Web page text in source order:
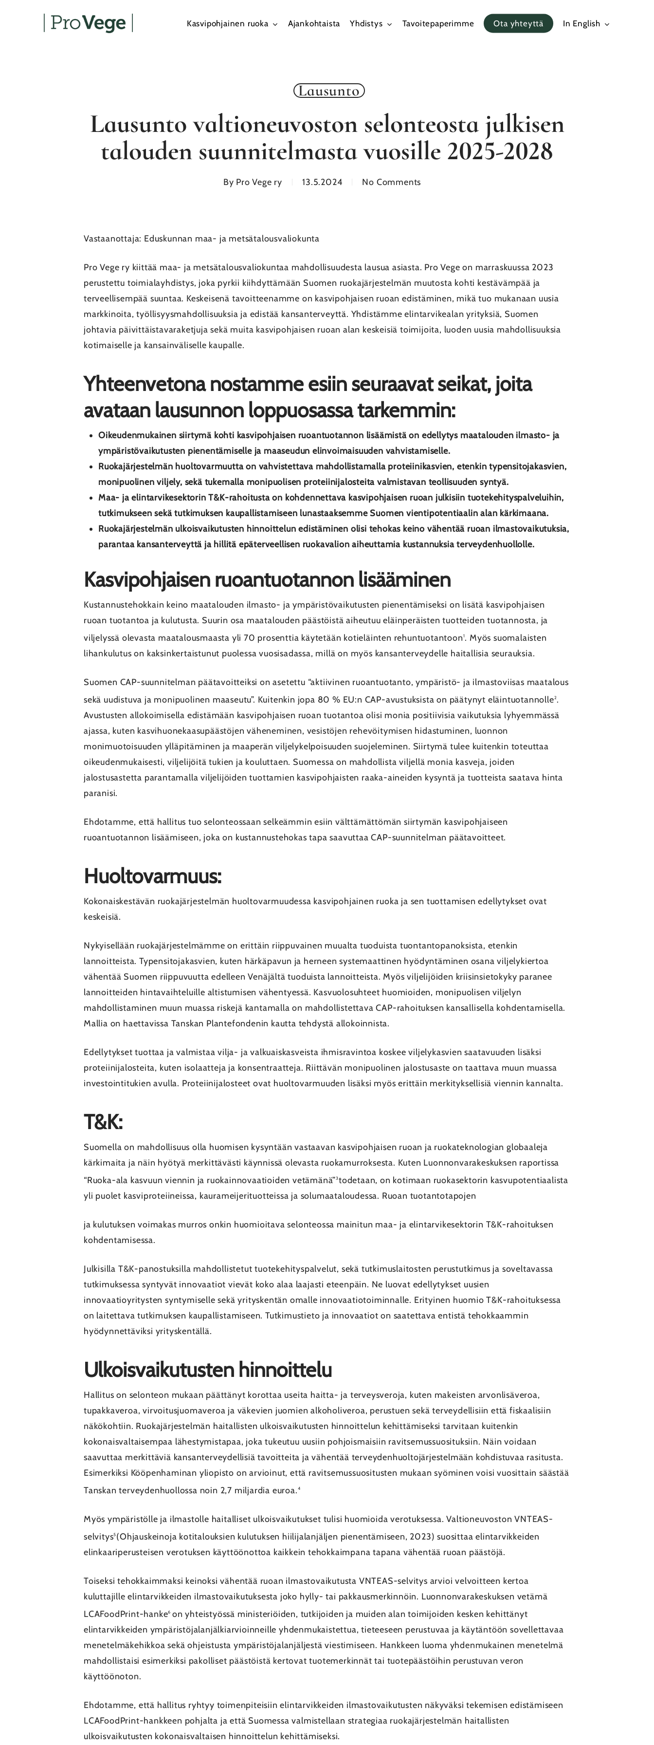
Kasvipohjainen ruoka Ajankohtaista Yhdistys Tavoitepaperimme Ota yhteyttä In English
Lausunto
Lausunto valtioneuvoston selonteosta julkisen
talouden suunnitelmasta vuosille 2025-2028
By Pro Vege ry 13.5.2024 No Comments
Vastaanottaja: Eduskunnan maa- ja metsätalousvaliokunta
Pro Vege ry kiittää maa- ja metsätalousvaliokuntaa mahdollisuudesta lausua asiasta. Pro Vege on marraskuussa 2023
perustettu toimialayhdistys, joka pyrkii kiihdyttämään Suomen ruokajärjestelmän muutosta kohti kestävämpää ja
terveellisempää suuntaa. Keskeisenä tavoitteenamme on kasvipohjaisen ruoan edistäminen, mikä tuo mukanaan uusia
markkinoita, työllisyysmahdollisuuksia ja edistää kansanterveyttä. Yhdistämme elintarvikealan yrityksiä, Suomen
johtavia päivittäistavaraketjuja sekä muita kasvipohjaisen ruoan alan keskeisiä toimijoita, luoden uusia mahdollisuuksia
kotimaiselle ja kansainväliselle kaupalle.
Yhteenvetona nostamme esiin seuraavat seikat, joita
avataan lausunnon loppuosassa tarkemmin:
Oikeudenmukainen siirtymä kohti kasvipohjaisen ruoantuotannon lisäämistä on edellytys maatalouden ilmasto- ja
ympäristövaikutusten pienentämiselle ja maaseudun elinvoimaisuuden vahvistamiselle.
Ruokajärjestelmän huoltovarmuutta on vahvistettava mahdollistamalla proteiinikasvien, etenkin typensitojakasvien,
monipuolinen viljely, sekä tukemalla monipuolisen proteiinijalosteita valmistavan teollisuuden syntyä.
Maa- ja elintarvikesektorin T&K-rahoitusta on kohdennettava kasvipohjaisen ruoan julkisiin tuotekehityspalveluihin,
tutkimukseen sekä tutkimuksen kaupallistamiseen lunastaaksemme Suomen vientipotentiaalin alan kärkimaana.
Ruokajärjestelmän ulkoisvaikutusten hinnoittelun edistäminen olisi tehokas keino vähentää ruoan ilmastovaikutuksia,
parantaa kansanterveyttä ja hillitä epäterveellisen ruokavalion aiheuttamia kustannuksia terveydenhuollolle.
Kasvipohjaisen ruoantuotannon lisääminen
Kustannustehokkain keino maatalouden ilmasto- ja ympäristövaikutusten pienentämiseksi on lisätä kasvipohjaisen
ruoan tuotantoa ja kulutusta. Suurin osa maatalouden päästöistä aiheutuu eläinperäisten tuotteiden tuotannosta, ja
viljelyssä olevasta maatalousmaasta yli 70 prosenttia käytetään kotieläinten rehuntuotantoon1. Myös suomalaisten
lihankulutus on kaksinkertaistunut puolessa vuosisadassa, millä on myös kansanterveydelle haitallisia seurauksia.
Suomen CAP-suunnitelman päätavoitteiksi on asetettu “aktiivinen ruoantuotanto, ympäristö- ja ilmastoviisas maatalous
sekä uudistuva ja monipuolinen maaseutu”. Kuitenkin jopa 80 % EU:n CAP-avustuksista on päätynyt eläintuotannolle2.
Avustusten allokoimisella edistämään kasvipohjaisen ruoan tuotantoa olisi monia positiivisia vaikutuksia lyhyemmässä
ajassa, kuten kasvihuonekaasupäästöjen väheneminen, vesistöjen rehevöitymisen hidastuminen, luonnon
monimuotoisuuden ylläpitäminen ja maaperän viljelykelpoisuuden suojeleminen. Siirtymä tulee kuitenkin toteuttaa
oikeudenmukaisesti, viljelijöitä tukien ja kouluttaen. Suomessa on mahdollista viljellä monia kasveja, joiden
jalostusastetta parantamalla viljelijöiden tuottamien kasvipohjaisten raaka-aineiden kysyntä ja tuotteista saatava hinta
paranisi.
Ehdotamme, että hallitus tuo selonteossaan selkeämmin esiin välttämättömän siirtymän kasvipohjaiseen
ruoantuotannon lisäämiseen, joka on kustannustehokas tapa saavuttaa CAP-suunnitelman päätavoitteet.
Huoltovarmuus:
Kokonaiskestävän ruokajärjestelmän huoltovarmuudessa kasvipohjainen ruoka ja sen tuottamisen edellytykset ovat
keskeisiä.
Nykyisellään ruokajärjestelmämme on erittäin riippuvainen muualta tuoduista tuontantopanoksista, etenkin
lannoitteista. Typensitojakasvien, kuten härkäpavun ja herneen systemaattinen hyödyntäminen osana viljelykiertoa
vähentää Suomen riippuvuutta edelleen Venäjältä tuoduista lannoitteista. Myös viljelijöiden kriisinsietokyky paranee
lannoitteiden hintavaihteluille altistumisen vähentyessä. Kasvuolosuhteet huomioiden, monipuolisen viljelyn
mahdollistaminen muun muassa riskejä kantamalla on mahdollistettava CAP-rahoituksen kansallisella kohdentamisella.
Mallia on haettavissa Tanskan Plantefondenin kautta tehdystä allokoinnista.
Edellytykset tuottaa ja valmistaa vilja- ja valkuaiskasveista ihmisravintoa koskee viljelykasvien saatavuuden lisäksi
proteiinijalosteita, kuten isolaatteja ja konsentraatteja. Riittävän monipuolinen jalostusaste on taattava muun muassa
investointitukien avulla. Proteiinijalosteet ovat huoltovarmuuden lisäksi myös erittäin merkityksellisiä viennin kannalta.
T&K:
Suomella on mahdollisuus olla huomisen kysyntään vastaavan kasvipohjaisen ruoan ja ruokateknologian globaaleja
kärkimaita ja näin hyötyä merkittävästi käynnissä olevasta ruokamurroksesta. Kuten Luonnonvarakeskuksen raportissa
“Ruoka-ala kasvuun viennin ja ruokainnovaatioiden vetämänä”3todetaan, on kotimaan ruokasektorin kasvupotentiaalista
yli puolet kasviproteiineissa, kaurameijerituotteissa ja solumaataloudessa. Ruoan tuotantotapojen
ja kulutuksen voimakas murros onkin huomioitava selonteossa mainitun maa- ja elintarvikesektorin T&K-rahoituksen
kohdentamisessa.
Julkisilla T&K-panostuksilla mahdollistetut tuotekehityspalvelut, sekä tutkimuslaitosten perustutkimus ja soveltavassa
tutkimuksessa syntyvät innovaatiot vievät koko alaa laajasti eteenpäin. Ne luovat edellytykset uusien
innovaatioyritysten syntymiselle sekä yrityskentän omalle innovaatiotoiminnalle. Erityinen huomio T&K-rahoituksessa
on laitettava tutkimuksen kaupallistamiseen. Tutkimustieto ja innovaatiot on saatettava entistä tehokkaammin
hyödynnettäviksi yrityskentällä.
Ulkoisvaikutusten hinnoittelu
Hallitus on selonteon mukaan päättänyt korottaa useita haitta- ja terveysveroja, kuten makeisten arvonlisäveroa,
tupakkaveroa, virvoitusjuomaveroa ja väkevien juomien alkoholiveroa, perustuen sekä terveydellisiin että fiskaalisiin
näkökohtiin. Ruokajärjestelmän haitallisten ulkoisvaikutusten hinnoittelun kehittämiseksi tarvitaan kuitenkin
kokonaisvaltaisempaa lähestymistapaa, joka tukeutuu uusiin pohjoismaisiin ravitsemussuosituksiin. Näin voidaan
saavuttaa merkittäviä kansanterveydellisiä tavoitteita ja vähentää terveydenhuoltojärjestelmään kohdistuvaa rasitusta.
Esimerkiksi Kööpenhaminan yliopisto on arvioinut, että ravitsemussuositusten mukaan syöminen voisi vuosittain säästää
Tanskan terveydenhuollossa noin 2,7 miljardia euroa.4
Myös ympäristölle ja ilmastolle haitalliset ulkoisvaikutukset tulisi huomioida verotuksessa. Valtioneuvoston VNTEAS-
selvitys5(Ohjauskeinoja kotitalouksien kulutuksen hiilijalanjäljen pienentämiseen, 2023) suosittaa elintarvikkeiden
elinkaariperusteisen verotuksen käyttöönottoa kaikkein tehokkaimpana tapana vähentää ruoan päästöjä.
Toiseksi tehokkaimmaksi keinoksi vähentää ruoan ilmastovaikutusta VNTEAS-selvitys arvioi velvoitteen kertoa
kuluttajille elintarvikkeiden ilmastovaikutuksesta joko hylly- tai pakkausmerkinnöin. Luonnonvarakeskuksen vetämä
LCAFoodPrint-hanke6 on yhteistyössä ministeriöiden, tutkijoiden ja muiden alan toimijoiden kesken kehittänyt
elintarvikkeiden ympäristöjalanjälkiarvioinneille yhdenmukaistettua, tieteeseen perustuvaa ja käytäntöön sovellettavaa
menetelmäkehikkoa sekä ohjeistusta ympäristöjalanjäljestä viestimiseen. Hankkeen luoma yhdenmukainen menetelmä
mahdollistaisi esimerkiksi pakolliset päästöistä kertovat tuotemerkinnät tai tuotepäästöihin perustuvan veron
käyttöönoton.
Ehdotamme, että hallitus ryhtyy toimenpiteisiin elintarvikkeiden ilmastovaikutusten näkyväksi tekemisen edistämiseen
LCAFoodPrint-hankkeen pohjalta ja että Suomessa valmistellaan strategiaa ruokajärjestelmän haitallisten
ulkoisvaikutusten kokonaisvaltaisen hinnoittelun kehittämiseksi.